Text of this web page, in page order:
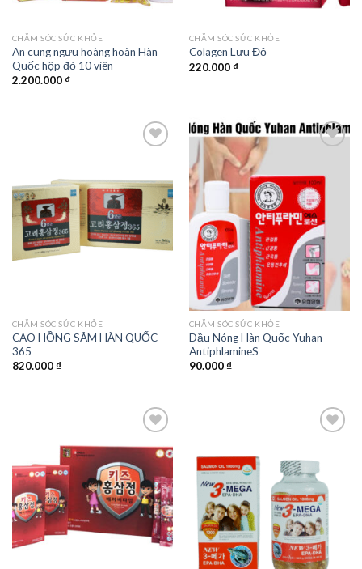
CHĂM SÓC SỨC KHỎE
An cung ngưu hoàng hoàn Hàn
Quốc hộp đỏ 10 viên
2.200.000₫
CHĂM SÓC SỨC KHỎE
Colagen Lựu Đỏ
220.000₫
Add to
wishlist
CHĂM SÓC SỨC KHỎE
CAO HỒNG SÂM HÀN QUỐC
365
820.000₫
Add to
wishlist
CHĂM SÓC SỨC KHỎE
Dầu Nóng Hàn Quốc Yuhan
AntiphlamineS
90.000₫
Add to
wishlist
Add to
wishlist